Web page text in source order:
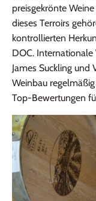
preisgekrönte
dieses Terroirs
kontrollierten
DOC.
James Suckling
Weinbau
Top‑Bewertungen